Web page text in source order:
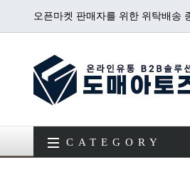
오픈마켓 판매자를 위한 위탁배송
CATEGORY